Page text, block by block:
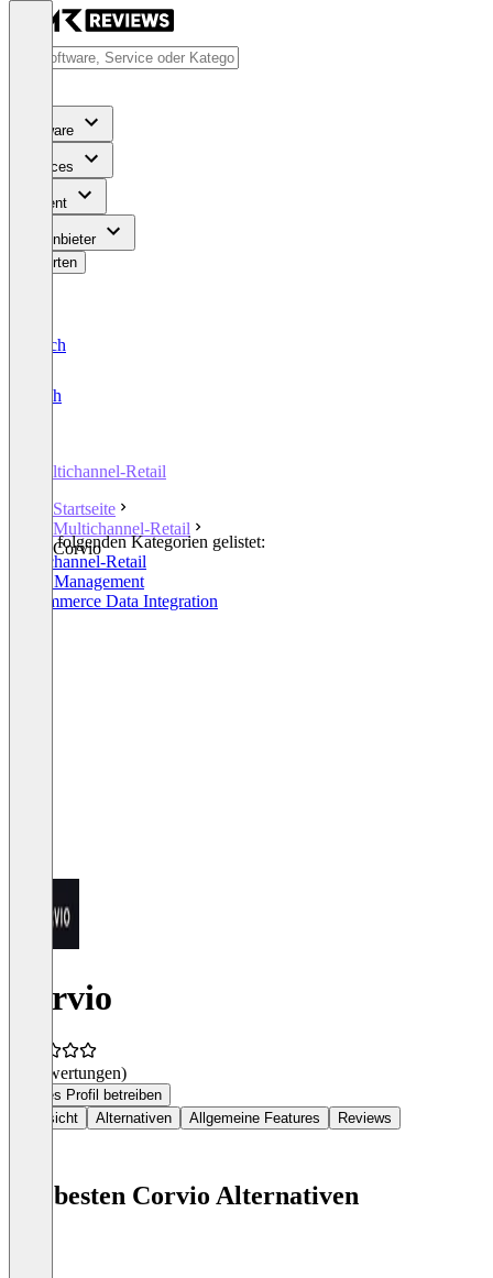
Software
Services
Content
Für Anbieter
Bewerten
Deutsch
English
Multichannel-Retail
Startseite
Multichannel-Retail
Corvio
In den folgenden Kategorien gelistet:
Multichannel-Retail
Order Management
E-Commerce Data Integration
Corvio
(0 Bewertungen)
Dieses Profil betreiben
Übersicht
Alternativen Allgemeine Features Reviews
Die besten Corvio Alternativen